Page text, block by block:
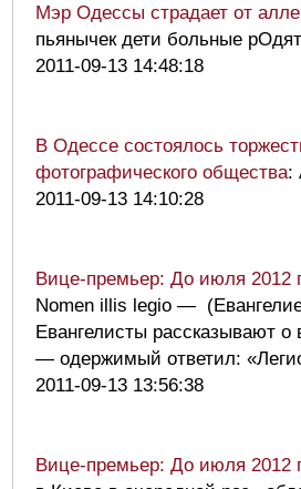
Мэр Одессы страдает от
пьянычек дети больные
2011-09-13 14:48:18
В Одессе состоялось
фотографического общества:
2011-09-13 14:10:28
Вице-премьер: До июля 2012
Nomen illis legio —
Евангелисты рассказывают
— одержимый ответил:
2011-09-13 13:56:38
Вице-премьер: До июля 2012